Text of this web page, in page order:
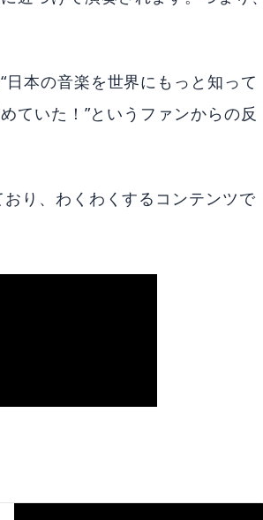
本の音楽を世界にもっと知って
ていた！”というファンからの反
り、わくわくするコンテンツで